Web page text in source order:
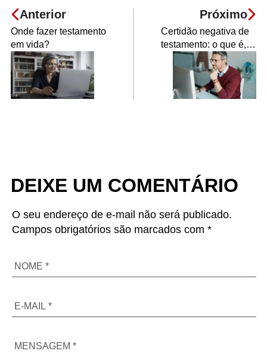
Anterior
Onde fazer testamento
em vida?
Próximo
Certidão negativa de
testamento: o que é,
como tirar e quando
precisa
DEIXE UM COMENTÁRIO
O seu endereço de e-mail não será publicado.
Campos obrigatórios são marcados com *